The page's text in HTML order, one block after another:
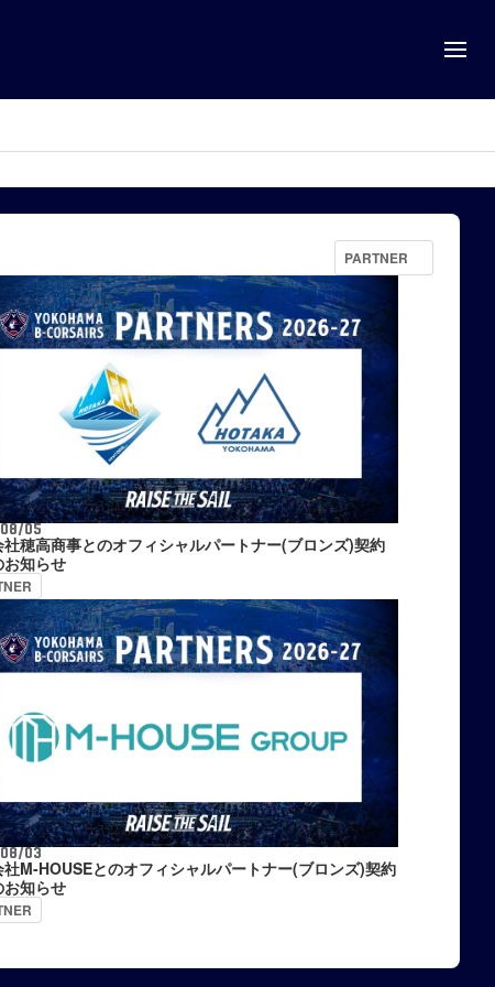
05
社穂高商事とのオフィシャルパートナー(ブロンズ)契約
知らせ
03
社M-HOUSEとのオフィシャルパートナー(ブロンズ)契約
知らせ